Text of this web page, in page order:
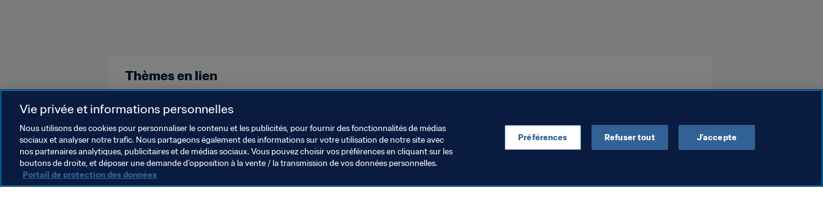
Thèmes en lien
Coupe du Monde de la FIFA, Qatar 2022
Vie privée et informations personnelles
Nous utilisons des cookies pour personnaliser le contenu et les publicités, pour fournir des fonctionnalités de médias
sociaux et analyser notre trafic. Nous partageons également des informations sur votre utilisation de notre site avec
nos partenaires analytiques, publicitaires et de médias sociaux. Vous pouvez choisir vos préférences en cliquant sur les
boutons de droite, et déposer une demande d’opposition à la vente / la transmission de vos données personnelles.
Portail de protection des données
Préférences Refuser tout J’accepte